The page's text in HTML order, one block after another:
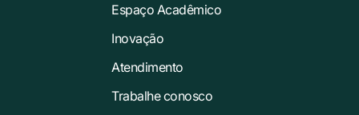
Espaço Acadêmico
Inovação
Atendimento
Trabalhe conosco